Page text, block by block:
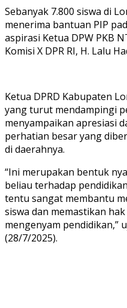
Sebanyak 7.800 siswa di
menerima bantuan PIP
aspirasi Ketua DPW PKB
Komisi X DPR RI, H. Lalu
Ketua DPRD Kabupaten
yang turut mendampingi
menyampaikan apresiasi
perhatian besar yang
di daerahnya.
“Ini merupakan bentuk
beliau terhadap
tentu sangat membantu
siswa dan memastikan
mengenyam pendidikan,”
(28/7/2025).